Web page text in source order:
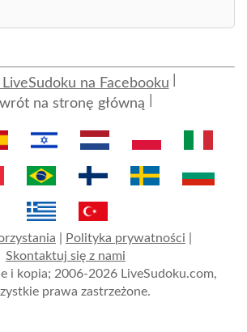
na Facebooku
na stronę główną
Polityka prywatności
Skontaktuj się z nami
i kopia; 2006-2026 LiveSudoku.com,
prawa zastrzeżone.